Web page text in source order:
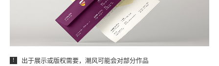
！
出于展示或版权需要，潮风可能会对部分作品